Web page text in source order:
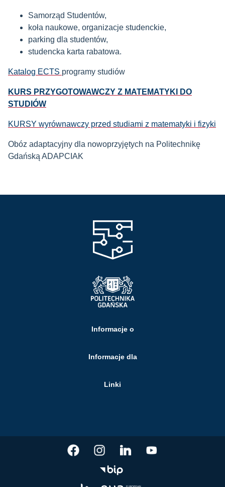
Samorząd Studentów,
koła naukowe, organizacje studenckie,
parking dla studentów,
studencka karta rabatowa.
Katalog ECTS programy studiów
KURS PRZYGOTOWAWCZY Z MATEMATYKI DO
STUDIÓW
KURSY wyrównawczy przed studiami z matematyki i fizyki
Obóz adaptacyjny dla nowoprzyjętych na Politechnikę
Gdańską ADAPCIAK
Informacje o
Informacje dla
Linki